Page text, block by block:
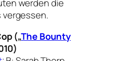
werden die
vergessen.
(„The Bounty